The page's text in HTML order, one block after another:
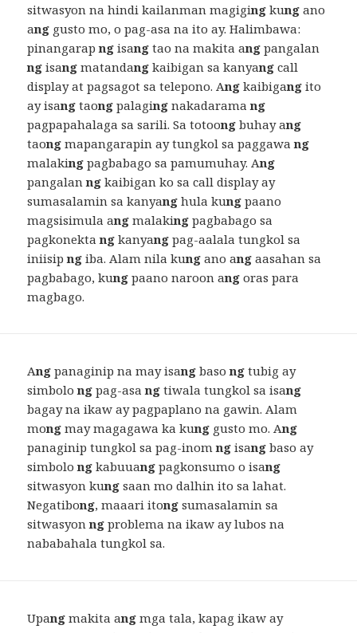
sitwasyon na hindi kailanman magiging kung ano
ang gusto mo, o pag-asa na ito ay. Halimbawa:
pinangarapng isang tao na makita ang pangalan
ng isang matandang kaibigan sa kanyang call
display at pagsagot sa telepono. Ang kaibigang ito
ay isang taong palaging nakadaramang
pagpapahalaga sa sarili. Sa totoong buhay ang
taong mapangarapin ay tungkol sa paggawang
malaking pagbabago sa pamumuhay. Ang
pangalanng kaibigan ko sa call display ay
sumasalamin sa kanyang hula kung paano
magsisimula ang malaking pagbabago sa
pagkonektang kanyang pag-aalala tungkol sa
iniisipng iba. Alam nila kung ano ang aasahan sa
pagbabago, kung paano naroon ang oras para
magbago.
Ang panaginip na may isang basong tubig ay
simbolong pag-asang tiwala tungkol sa isang
bagay na ikaw ay pagpaplano na gawin. Alam
mong may magagawa ka kung gusto mo. Ang
panaginip tungkol sa pag-inomng isang baso ay
simbolong kabuuang pagkonsumo o isang
sitwasyon kung saan mo dalhin ito sa lahat.
Negatibong, maaari itong sumasalamin sa
sitwasyonng problema na ikaw ay lubos na
nababahala tungkol sa.
Upang makita ang mga tala, kapag ikaw ay